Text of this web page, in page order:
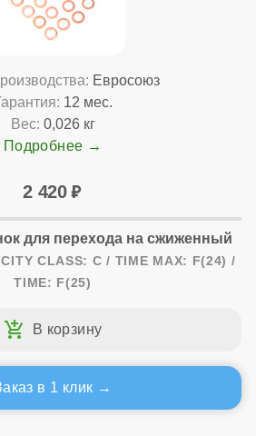
Евросоюз
12 мес.
Вес: 0,026 кг
Подробнее
2 420
для перехода на сжиженный
CITY CLASS: C / TIME MAX: F(24) /
TIME: F(25)
в 1 клик